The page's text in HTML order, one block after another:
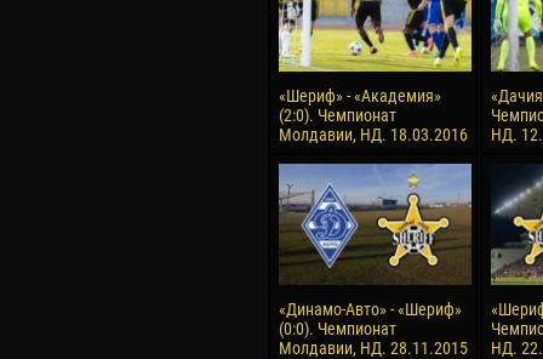
«Шериф» - «Академия»
(2:0). Чемпионат
Молдавии, НД. 18.03.2016
НД.
«Динамо-Авто» - «Шериф»
(0:0). Чемпионат
Молдавии, НД. 28.11.2015
НД.